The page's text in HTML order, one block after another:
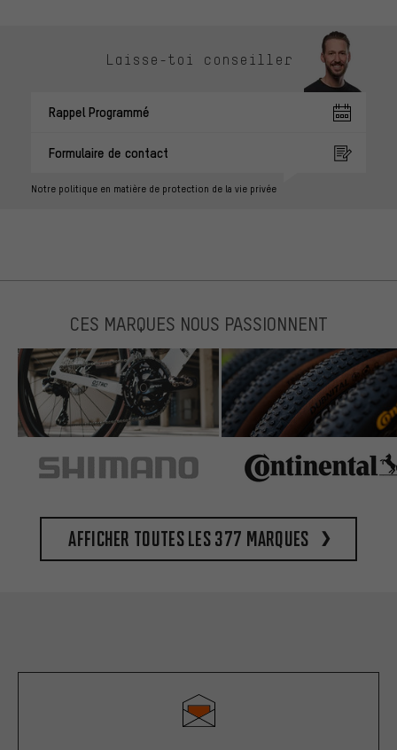
Laisse-toi conseiller
Rappel Programmé
Formulaire de contact
Notre politique en matière de protection de la vie privée
CES MARQUES NOUS PASSIONNENT
Afficher toutes les 377 marques